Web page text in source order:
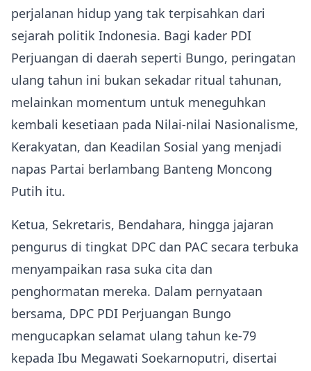
perjalanan hidup yang tak terpisahkan dari
sejarah politik Indonesia. Bagi kader PDI
Perjuangan di daerah seperti Bungo, peringatan
ulang tahun ini bukan sekadar ritual tahunan,
melainkan momentum untuk meneguhkan
kembali kesetiaan pada Nilai-nilai Nasionalisme,
Kerakyatan, dan Keadilan Sosial yang menjadi
napas Partai berlambang Banteng Moncong
Putih itu.
Ketua, Sekretaris, Bendahara, hingga jajaran
pengurus di tingkat DPC dan PAC secara terbuka
menyampaikan rasa suka cita dan
penghormatan mereka. Dalam pernyataan
bersama, DPC PDI Perjuangan Bungo
mengucapkan selamat ulang tahun ke-79
kepada Ibu Megawati Soekarnoputri, disertai